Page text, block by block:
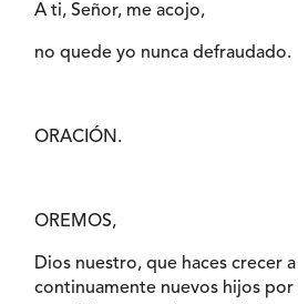
A ti, Señor, me acojo,
no quede yo nunca defraudado.
ORACIÓN.
OREMOS,
Dios nuestro, que haces crecer
continuamente nuevos hijos por